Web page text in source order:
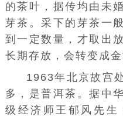
的茶叶，据传均由未
芽茶。采下的芽茶一
到一定数量，才取出
长期存放，会转变成金
1963年北京故宫
多，是普洱茶。据 中
级经济师王郁风 先生